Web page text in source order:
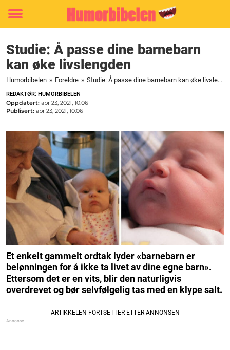
Toggle
Studie: Å passe dine barnebarn
kan øke livslengden
Humorbibelen » Foreldre » Studie: Å passe dine barnebarn kan øke livslengden
REDAKTØR: HUMORBIBELEN
Oppdatert: apr 23, 2021, 10:06
Publisert: apr 23, 2021, 10:06
Et enkelt gammelt ordtak lyder «barnebarn er
belønningen for å ikke ta livet av dine egne barn».
Ettersom det er en vits, blir den naturligvis
overdrevet og bør selvfølgelig tas med en klype salt.